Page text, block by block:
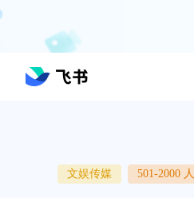
文娱传媒 501-2000 人